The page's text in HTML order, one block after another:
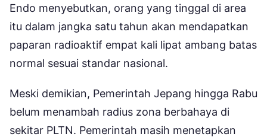
Endo menyebutkan, orang yang tinggal di area
itu dalam jangka satu tahun akan mendapatkan
paparan radioaktif empat kali lipat ambang batas
normal sesuai standar nasional.
Meski demikian, Pemerintah Jepang hingga Rabu
belum menambah radius zona berbahaya di
sekitar PLTN. Pemerintah masih menetapkan